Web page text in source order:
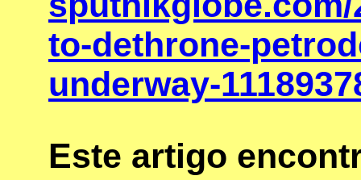
to-dethrone-
underway-
Este artigo